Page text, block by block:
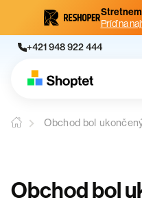
Príď na
+421 948 922 444
Obchod bol
Obchod bol